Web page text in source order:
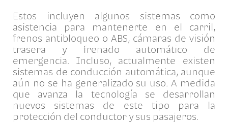
Estos incluyen algunos sistemas como
asistencia para mantenerte en el carril,
frenos antibloqueo o ABS, cámaras de visión
trasera y frenado automático de
emergencia. Incluso, actualmente existen
sistemas de conducción automática, aunque
aún no se ha generalizado su uso. A medida
que avanza la tecnología se desarrollan
nuevos sistemas de este tipo para la
protección del conductor y sus pasajeros.